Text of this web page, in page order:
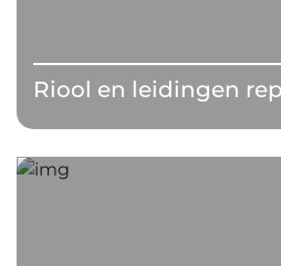
Riool en leidingen